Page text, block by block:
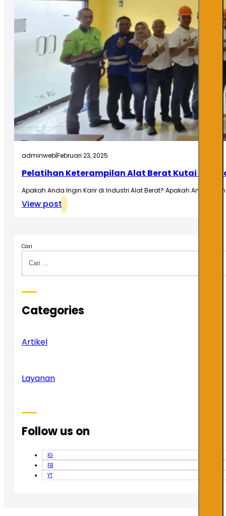
adminweb|Februari 23, 2025
Pelatihan Keterampilan Alat Berat Kutai
Apakah Anda Ingin Karir di Industri Alat Berat? Apakah Anda
View post
Cari
Categories
Artikel
Layanan
Follow us on
IG
FB
YT